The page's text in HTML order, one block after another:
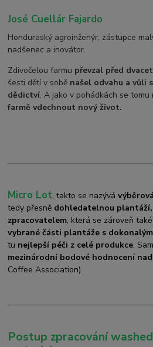
José Cuellár Fajardo
Honduraský agroinženýr, zástupce
nadšenec a inovátor.
Zdivočelou farmu převzal před
šesti dětí v sobě našel odvahu a vůli
dědictví. A jako v pohádkách se tomu
farmě vdechnout nový život.
Micro Lot, takto se nazývá
tedy přesně dohledatelnou
zpracovatelem, která se zároveň
vybrané části plantáže s
tu nejlepší péči z celé produkce.
mezinárodní bodové hodnocení
Coffee Association).
Postup zpracování